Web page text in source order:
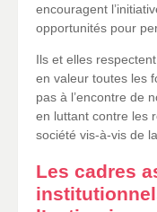
encouragent
opportunités pour
Ils et elles
en valeur toutes les
pas à l’encontre de
en luttant contre les
société vis-à-vis de
Les cadres